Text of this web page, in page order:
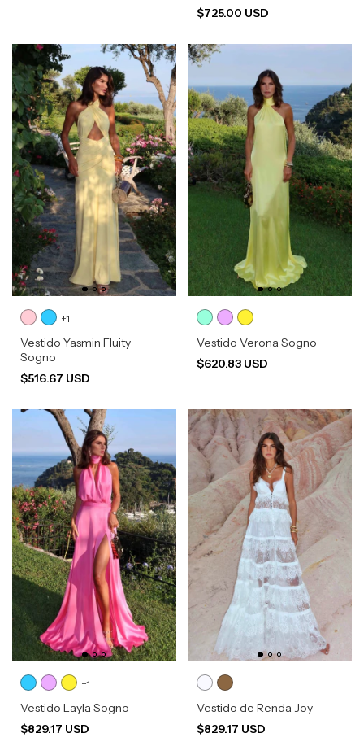
$725.00 USD
+1
Vestido Yasmin Fluity
Sogno
$516.67 USD
Vestido Verona Sogno
$620.83 USD
+1
Vestido Layla Sogno
$829.17 USD
Vestido de Renda Joy
$829.17 USD